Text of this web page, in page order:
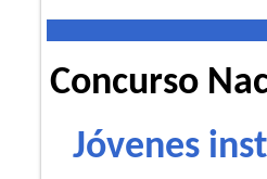
Concurso
Jóvenes